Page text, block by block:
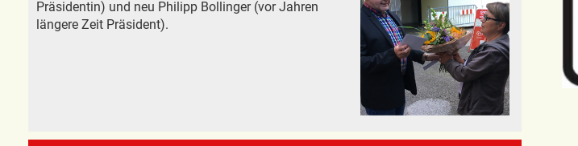
Präsidentin) und neu Philipp Bollinger (vor Jahren
längere Zeit Präsident).